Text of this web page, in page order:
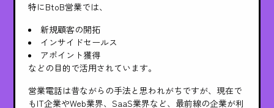
特にBtoB営業では、
新規顧客の開拓
インサイドセールス
アポイント獲得
などの目的で活用されています。
営業電話は昔ながらの手法と思われがちですが、現在で
もIT企業やWeb業界、SaaS業界など、最前線の企業が利